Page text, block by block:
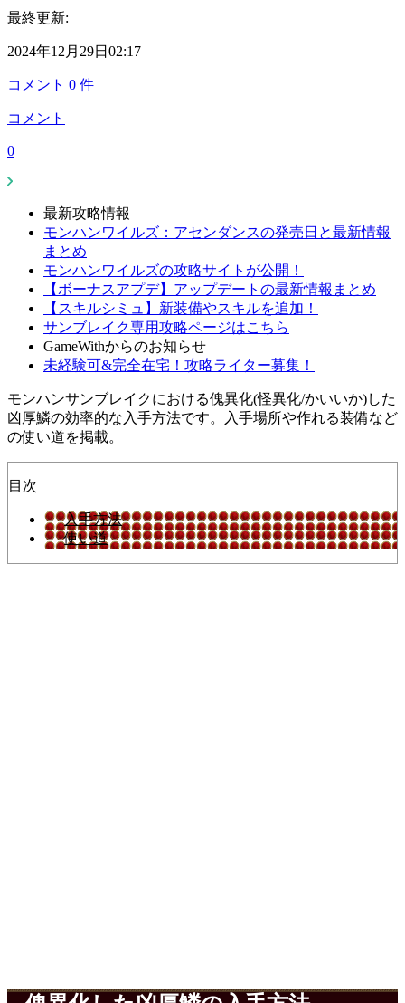
最終更新:
2024年12月29日02:17
コメント 0 件
コメント
0
最新攻略情報
モンハンワイルズ：アセンダンスの発売日と最新情報
まとめ
モンハンワイルズの攻略サイトが公開！
【ボーナスアプデ】アップデートの最新情報まとめ
【スキルシミュ】新装備やスキルを追加！
サンブレイク専用攻略ページはこちら
GameWithからのお知らせ
未経験可&完全在宅！攻略ライター募集！
モンハンサンブレイクにおける傀異化(怪異化/かいいか)した
凶厚鱗の効率的な入手方法です。入手場所や作れる装備など
の使い道を掲載。
目次
入手方法
使い道